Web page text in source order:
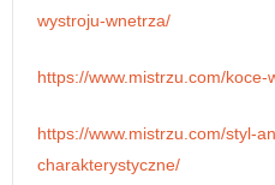
wystroju-wnetrza/
https://www.mistrzu.com/
https://www.mistrzu.com/styl-
charakterystyczne/